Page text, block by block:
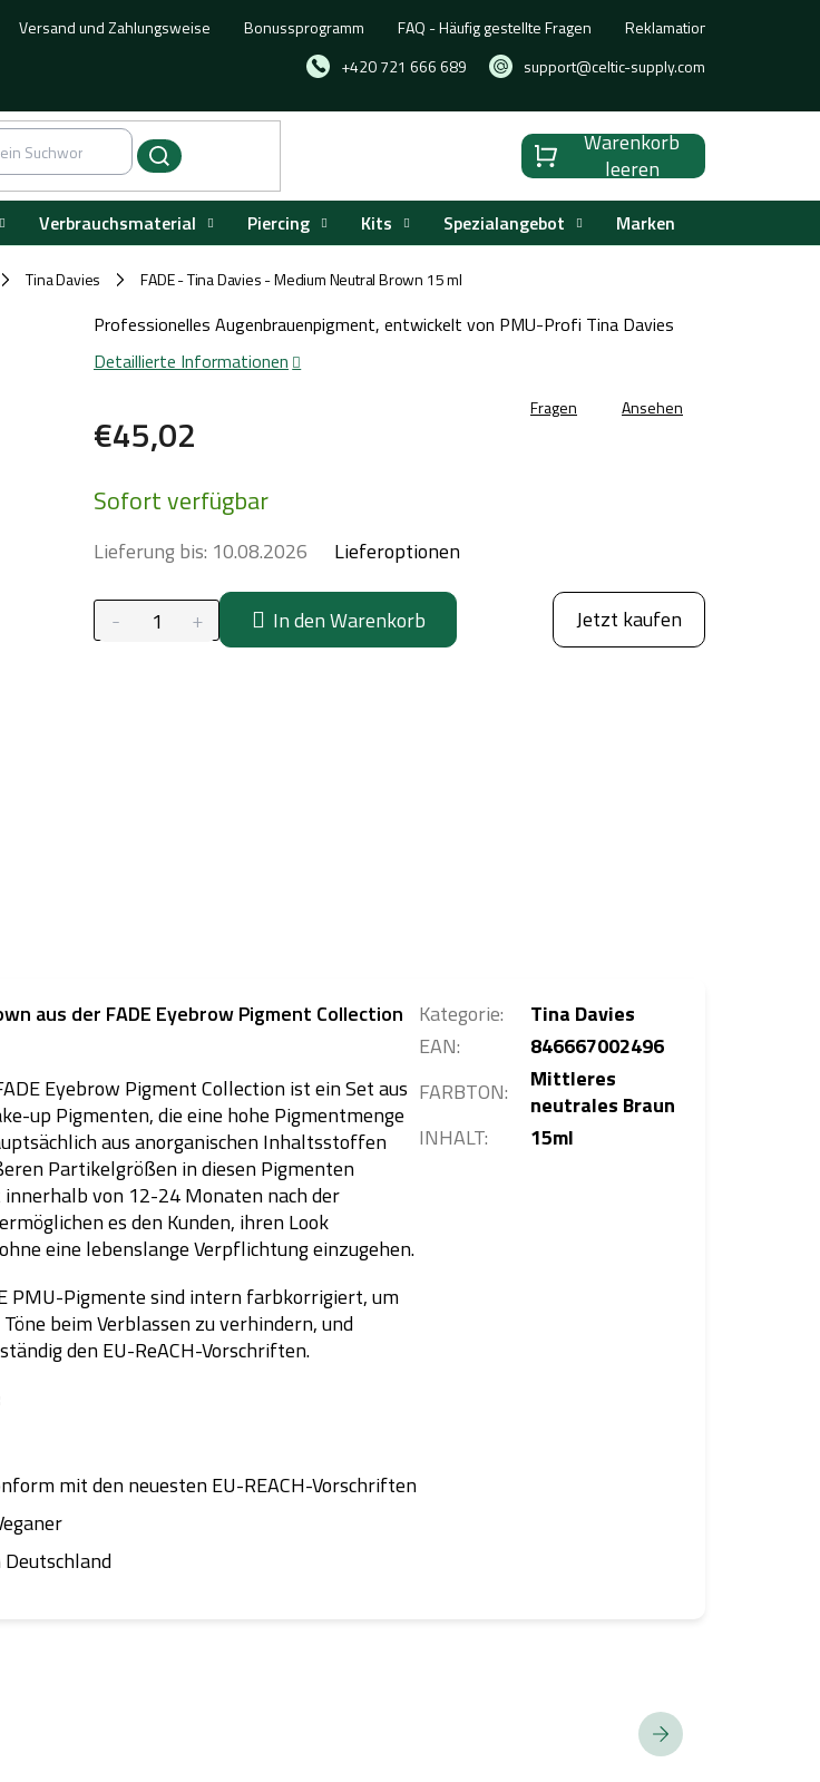
+420 721 666 689 support@celtic-supply.com
Versand und Zahlungsweise Bonussprogramm FAQ - Häufig gestellte Fragen Reklamation, Umtausch
Warenkorb
Warenkorb
leeren
Verbrauchsmaterial Piercing Kits Spezialangebot Marken
/ Tina Davies / FADE - Tina Davies - Medium Neutral Brown 15 ml
€45,02
Sofort verfügbar
Lieferung bis: 10.08.2026 Lieferoptionen
In den Warenkorb Jetzt kaufen
Professionelles Augenbrauenpigment, entwickelt von PMU-Profi Tina Davies
Detaillierte Informationen
Fragen Ansehen
aus der FADE Eyebrow Pigment Collection
Eyebrow Pigment Collection ist ein Set aus
up Pigmenten, die eine hohe Pigmentmenge
aus anorganischen Inhaltsstoffen
Partikelgrößen in diesen Pigmenten
von 12-24 Monaten nach der
es den Kunden, ihren Look
eine lebenslange Verpflichtung einzugehen.
PMU-Pigmente sind intern farbkorrigiert, um
beim Verblassen zu verhindern, und
den EU-ReACH-Vorschriften.
mit den neuesten EU-REACH-Vorschriften
Kategorie:
Tina Davies
EAN:
846667002496
FARBTON:
Mittleres
neutrales Braun
INHALT: 15ml